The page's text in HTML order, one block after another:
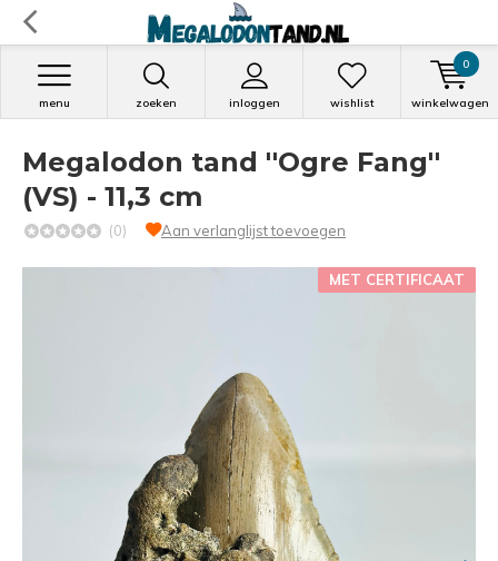
zoeken inloggen
menu wishlist winkelwagen
0
Megalodon tand ''Ogre Fang''
(VS) - 11,3 cm
(0) Aan verlanglijst toevoegen
MET CERTIFICAAT